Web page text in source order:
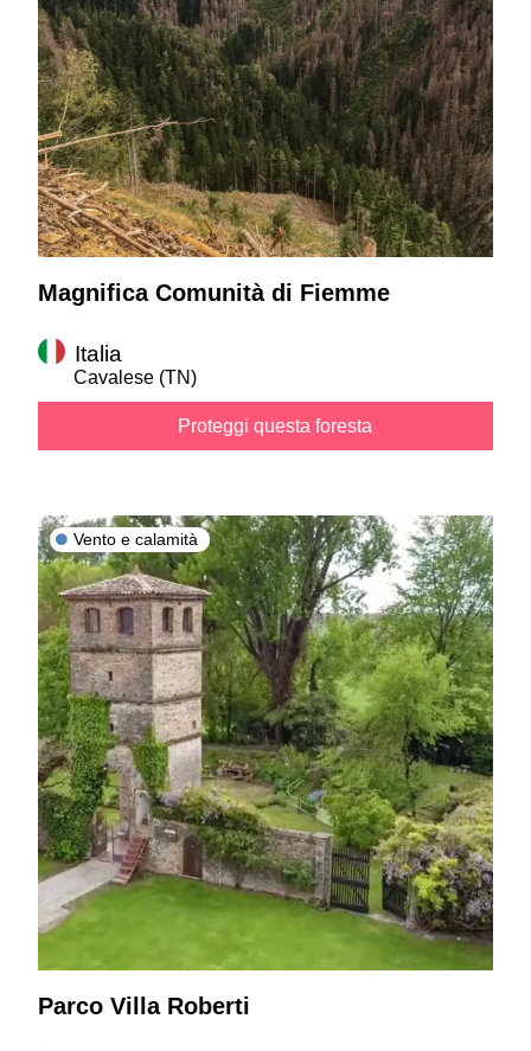
Magnifica Comunità di Fiemme
Italia
Cavalese (TN)
Proteggi questa foresta
Vento e calamità
Parco Villa Roberti